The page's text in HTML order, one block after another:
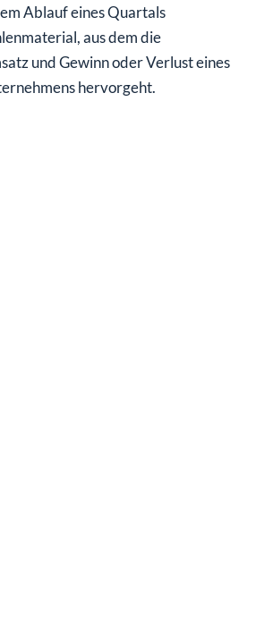
Ablauf eines Quartals
aus dem die
und Gewinn oder Verlust eines
hervorgeht.